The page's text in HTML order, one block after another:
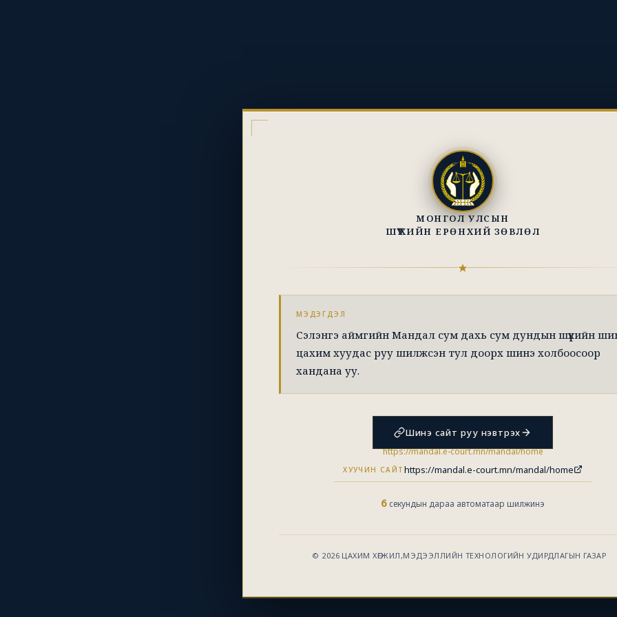
МОНГОЛ УЛСЫН
ШҮҮХИЙН ЕРӨНХИЙ ЗӨВЛӨЛ
МЭДЭГДЭЛ
Сэлэнгэ аймгийн Мандал сум дахь сум дундын шүүхийн
цахим хуудас руу шилжсэн тул доорх шинэ холбоосоор
хандана уу.
Шинэ сайт руу нэвтрэх
https://mandal.e-court.mn/mandal/home
ХУУЧИН САЙТ https://mandal.e-court.mn/mandal/home
5 секундын дараа автоматаар шилжинэ
© 2026 ЦАХИМ ХӨГЖИЛ,МЭДЭЭЛЛИЙН ТЕХНОЛОГИЙН УДИРДЛАГЫН ГАЗАР